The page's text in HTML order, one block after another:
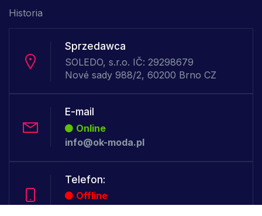
Historia
Sprzedawca
SOLEDO, s.r.o. IČ: 29298679
Nové sady 988/2, 60200 Brno CZ
E-mail
Online
info@ok-moda.pl
Telefon:
Offline